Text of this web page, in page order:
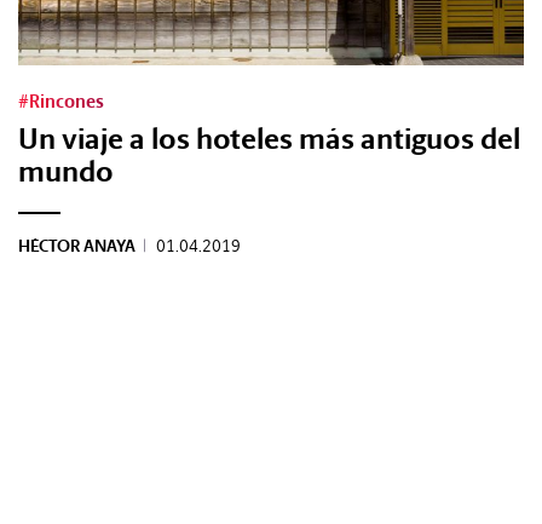
#Rincones
Un viaje a los hoteles más antiguos del
mundo
HÉCTOR ANAYA | 01.04.2019